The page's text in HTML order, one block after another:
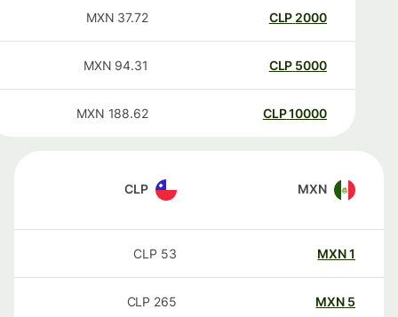
2000
CLP
37.72
MXN
5000
CLP
94.31
MXN
10000
CLP
188.62
MXN
MXN
CLP
MXN
53
CLP
MXN
265
CLP